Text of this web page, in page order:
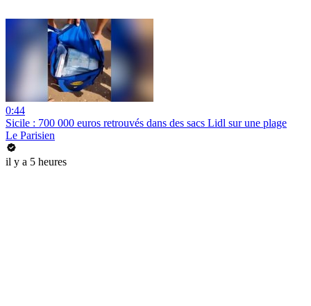
0:44
Sicile : 700 000 euros retrouvés dans des sacs Lidl sur une plage
Le Parisien
il y a 5 heures